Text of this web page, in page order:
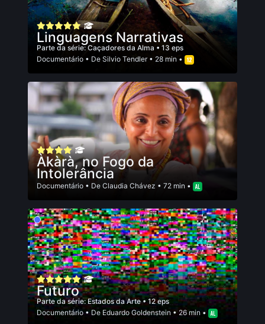
Linguagens Narrativas
Parte da série:Caçadores da Alma • 13 eps
Documentário • De Silvio Tendler• 28 min •
Àkàrà, no Fogo da
Intolerância
Documentário • De Claudia Chávez • 72 min •
Futuro
Parte da série:Estados da Arte • 12 eps
Documentário • De Eduardo Goldenstein • 26 min •